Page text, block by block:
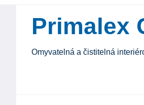
Primalex
Omyvatelná a čistitelná